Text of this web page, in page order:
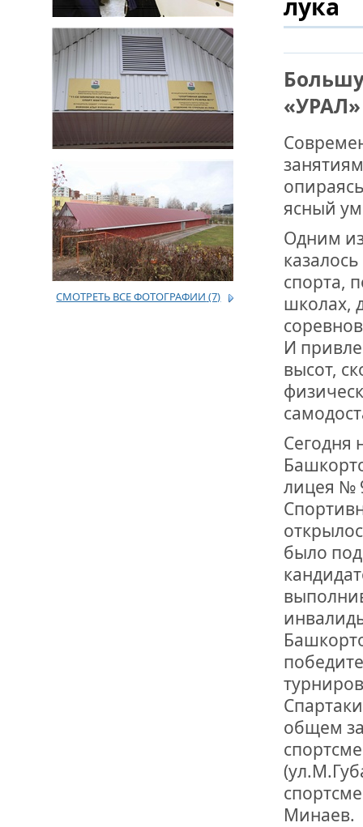
ОГОНЬ -
ПОЖАРОВ
ДРУЖБА НЕ
ВСТРЕЧА
В ДОМЕ
ВНОВЬ О
ДВА
ДО
ЮСУПОВА
ЛЮБОЙ
ИНТЕРВЬЮ
ОТМЕТИЛА
РОССИИ
СМОТРЕТЬ ВСЕ ФОТОГРАФИИ (7)
лука
«УРАЛ»
ясный
Одним из
спорта,
школах,
И
высот,
Сегодня
лицея №
было
общем
Минаев.